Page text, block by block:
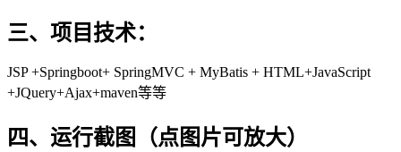
三、项目技术：
JSP +Springboot+ SpringMVC + MyBatis + HTML+JavaScript
+JQuery+Ajax+maven等等
四、运行截图（点图片可放大）